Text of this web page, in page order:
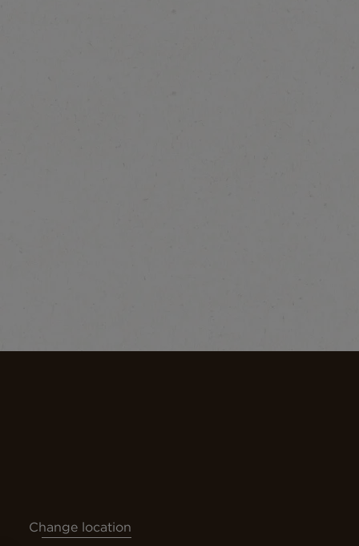
Change location